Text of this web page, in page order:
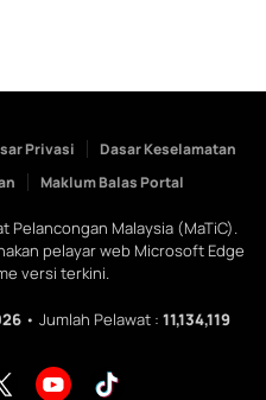
Privasi
Dasar Keselamatan
Maklum Balas Portal
Pelancongan Malaysia (MaTiC).
pelayar web Microsoft Edge
versi terkini.
• Jumlah Pelawat : 11,134,119